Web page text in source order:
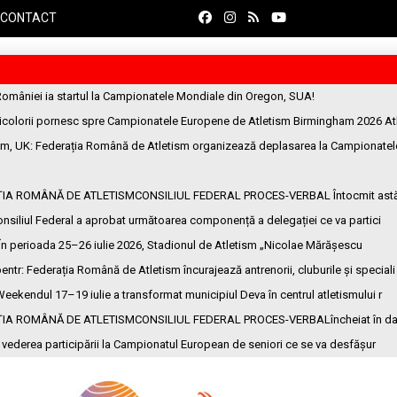
CONTACT
ia startul la Campionatele Mondiale din Oregon, SUA!
pornesc spre Campionatele Europene de Atletism Birmingham 2026
UK: Federația Română de Atletism organizează deplasarea la
ROMÂNĂ DE ATLETISMCONSILIUL FEDERAL PROCES-VERBAL Întocmit
Federal a aprobat următoarea componență a delegației ce va partici
perioada 25–26 iulie 2026, Stadionul de Atletism „Nicolae Mărășescu
: Federația Română de Atletism încurajează antrenorii, cluburile și speciali
17–19 iulie a transformat municipiul Deva în centrul atletismului r
ROMÂNĂ DE ATLETISMCONSILIUL FEDERAL PROCES-VERBALîncheiat în
vederea participării la Campionatul European de seniori ce se va desfășur